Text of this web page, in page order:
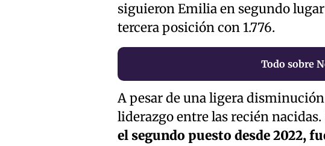
siguieron Emilia en segundo
tercera posición con 1.776.
Todo sobre
A pesar de una ligera
liderazgo entre las recién
el segundo puesto desde 2022,